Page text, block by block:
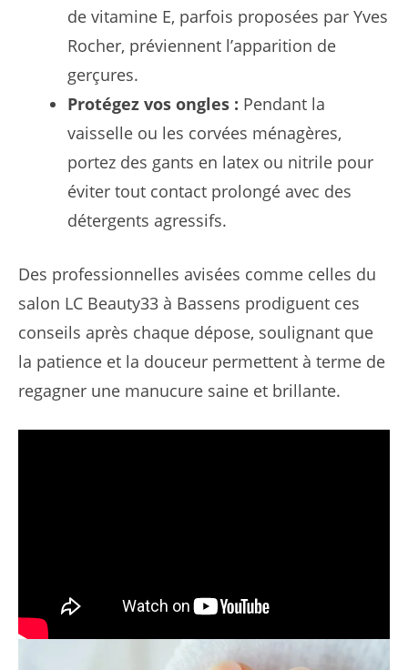
de vitamine E, parfois proposées par Yves
Rocher, préviennent l’apparition de
gerçures.
Protégez vos ongles : Pendant la
vaisselle ou les corvées ménagères,
portez des gants en latex ou nitrile pour
éviter tout contact prolongé avec des
détergents agressifs.
Des professionnelles avisées comme celles du
salon LC Beauty33 à Bassens prodiguent ces
conseils après chaque dépose, soulignant que
la patience et la douceur permettent à terme de
regagner une manucure saine et brillante.